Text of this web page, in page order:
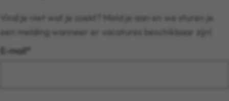
Vind je niet wat je zoekt? Meld je aan en we sturen je
een melding wanneer er vacatures beschikbaar zijn!
E-mail